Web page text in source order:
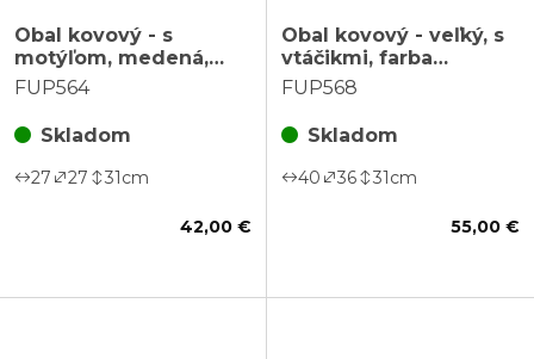
Obal kovový - s
motýľom, medená,
cena za sadu 2 ks
FUP564
Skladom
27 27 31cm
42,00 €
Obal kovový - veľký, s
vtáčikmi, farba
medená
FUP568
Skladom
40 36 31cm
55,00 €